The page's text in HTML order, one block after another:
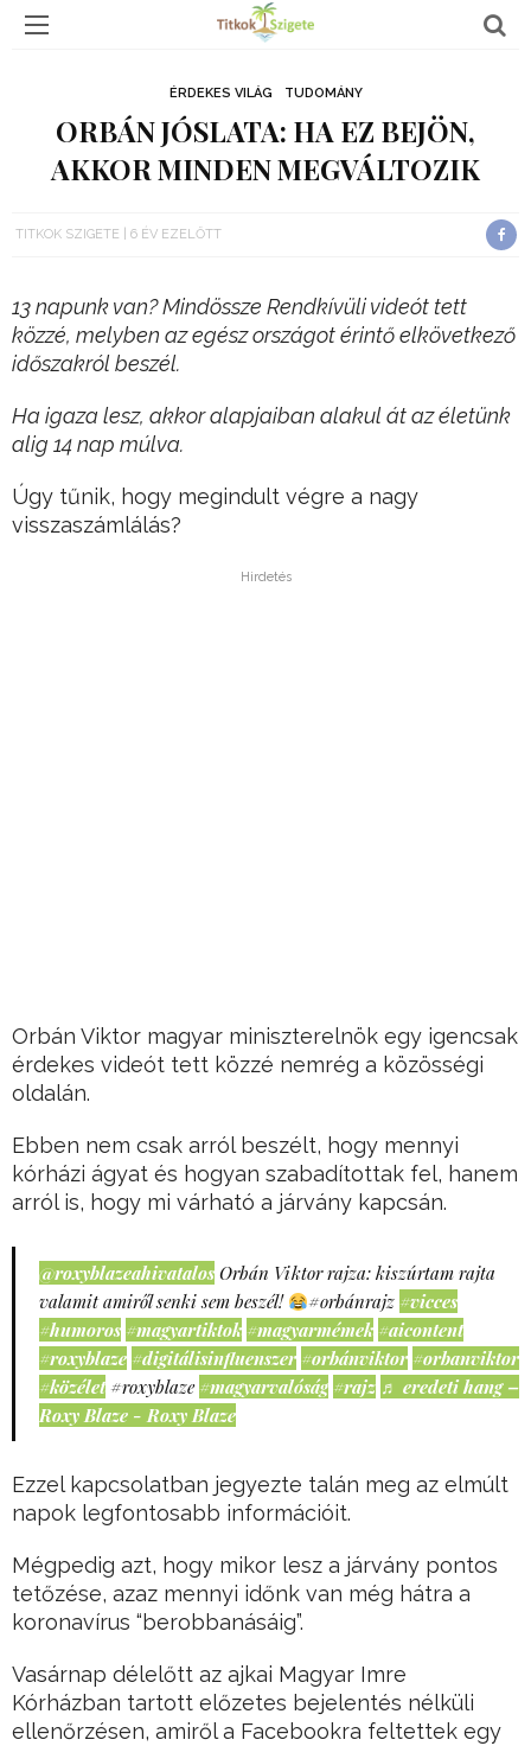
ÉRDEKES VILÁG TUDOMÁNY
ORBÁN JÓSLATA: HA EZ BEJÖN,
AKKOR MINDEN MEGVÁLTOZIK
TITKOK SZIGETE 6 ÉV EZELŐTT
13 napunk van? Mindössze Rendkívüli videót tett
közzé, melyben az egész országot érintő elkövetkező
időszakról beszél.
Ha igaza lesz, akkor alapjaiban alakul át az életünk
alig 14 nap múlva.
Úgy tűnik, hogy megindult végre a nagy
visszaszámlálás?
Hirdetés
Orbán Viktor magyar miniszterelnök egy igencsak
érdekes videót tett közzé nemrég a közösségi
oldalán.
Ebben nem csak arról beszélt, hogy mennyi
kórházi ágyat és hogyan szabadítottak fel, hanem
arról is, hogy mi várható a járvány kapcsán.
@roxyblazeahivatalos Orbán Viktor rajza: kiszúrtam rajta
valamit amiről senki sem beszél!
#orbánrajz #vicces
#humoros #magyartiktok #magyarmémek #aicontent
#roxyblaze #digitálisinfluenszer #orbánviktor #orbanviktor
#közélet #roxyblaze #magyarvalóság #rajz ♬ eredeti hang –
Roxy Blaze - Roxy Blaze
Ezzel kapcsolatban jegyezte talán meg az elmúlt
napok legfontosabb információit.
Mégpedig azt, hogy mikor lesz a járvány pontos
tetőzése, azaz mennyi időnk van még hátra a
koronavírus “berobbanásáig”.
Vasárnap délelőtt az ajkai Magyar Imre
Kórházban tartott előzetes bejelentés nélküli
ellenőrzésen, amiről a Facebookra feltettek egy